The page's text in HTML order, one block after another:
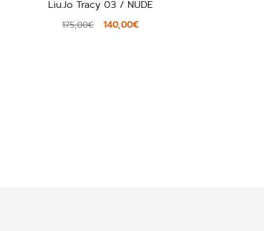
Popa Albany / ORO
89,95€ 62,96€